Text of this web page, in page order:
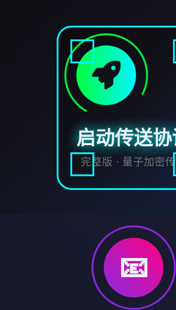
启动传送
完整版 · 量子加密
📧